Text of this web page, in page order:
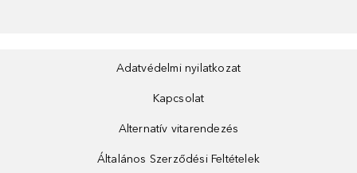
Adatvédelmi nyilatkozat
Kapcsolat
Alternatív vitarendezés
Általános Szerződési Feltételek